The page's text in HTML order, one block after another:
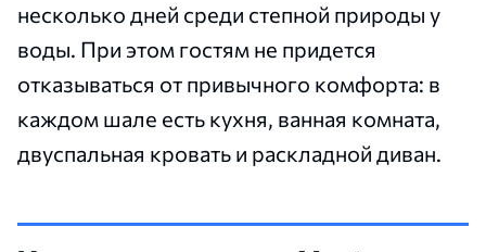
несколько дней среди степной природы у
воды. При этом гостям не придется
отказываться от привычного комфорта: в
каждом шале есть кухня, ванная комната,
двуспальная кровать и раскладной диван.